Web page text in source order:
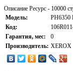
Описание Ресурс - 10000
Модель:
PH6350
Код:
Гарантия, мес:
0
Производитель: XEROX